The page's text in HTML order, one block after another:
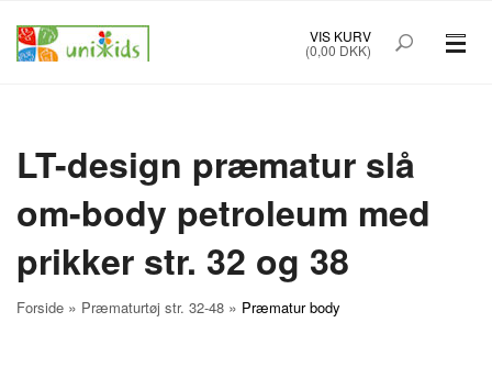
VIS KURV
(0,00 DKK)
BØRNETØJ STR. 50-92
BABYUDSTYR
TILBUD
MÆRKER
LT-design præmatur slå
om-body petroleum med
prikker str. 32 og 38
Forside » Præmaturtøj str. 32-48 » Præmatur body